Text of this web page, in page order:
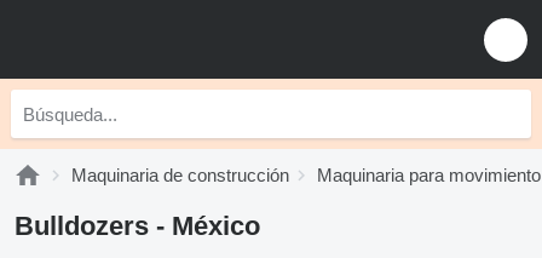
Maquinaria de construcción Maquinaria para
Bulldozers - México